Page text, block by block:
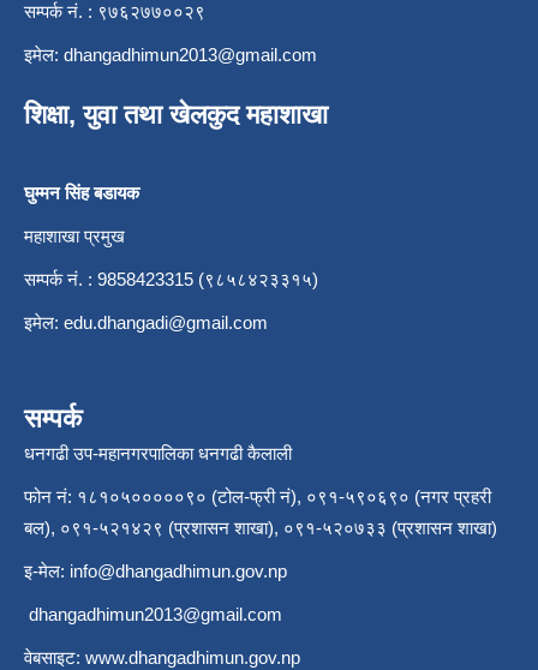
सम्पर्क नं. : ९७६२७७००२९
इमेल: dhangadhimun2013@gmail.com
शिक्षा, युवा तथा खेलकुद महाशाखा
घुम्मन सिंह बडायक
महाशाखा प्रमुख
सम्पर्क नं. : 9858423315 (९८५८४२३३१५)
इमेल: edu.dhangadi@gmail.com
सम्पर्क
धनगढी उप-महानगरपालिका धनगढी कैलाली
फोन नं: १८१०५०००००९० (टोल-फ्री नं), ०९१-५९०६९० (नगर प्रहरी
बल), ०९१-५२१४२९ (प्रशासन शाखा), ०९१-५२०७३३ (प्रशासन शाखा)
इ-मेल: info@dhangadhimun.gov.np
dhangadhimun2013@gmail.com
वेबसाइट: www.dhangadhimun.gov.np